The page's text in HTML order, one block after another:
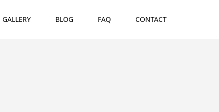
GALLERY BLOG FAQ CONTACT